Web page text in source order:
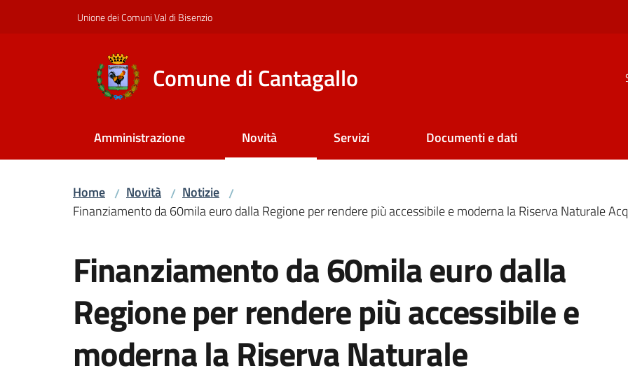
Unione dei Comuni Val di Bisenzio
Comune di Cantagallo
Amministrazione Novità Servizi Documenti e dati
Home / Novità / Notizie /
Finanziamento da 60mila euro dalla Regione per rendere più accessibile e moderna la Riserva Naturale
Finanziamento da 60mila euro dalla
Regione per rendere più accessibile e
moderna la Riserva Naturale